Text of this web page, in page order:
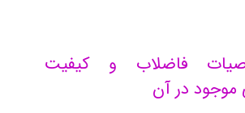
فاضلاب و کیفیت
موجود در آن